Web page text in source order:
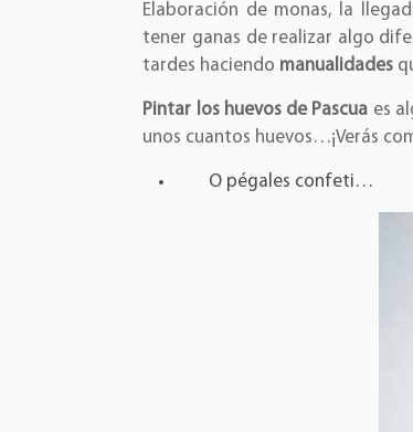
Elaboración de monas, la
tener ganas de realizar algo
tardes haciendo manualidades
Pintar los huevos de Pascua es
unos cuantos huevos…¡Verás
O pégales confeti…